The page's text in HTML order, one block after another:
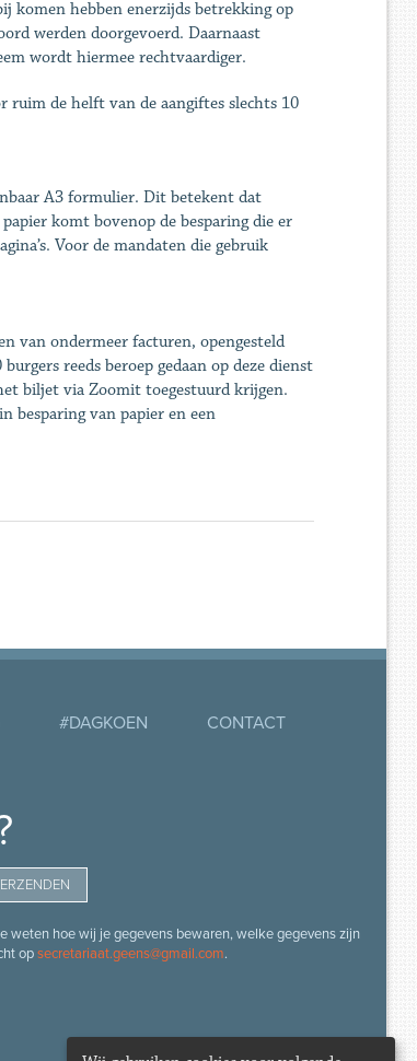
komen hebben enerzijds betrekking op
werden doorgevoerd. Daarnaast
wordt hiermee rechtvaardiger.
de helft van de aangiftes slechts 10
A3 formulier. Dit betekent dat
komt bovenop de besparing die er
Voor de mandaten die gebruik
van ondermeer facturen, opengesteld
reeds beroep gedaan op deze dienst
biljet via Zoomit toegestuurd krijgen.
besparing van papier en een
#DAGKOEN CONTACT
weten hoe wij je gegevens bewaren, welke gegevens zijn
opsecretariaat.geens@gmail.com.